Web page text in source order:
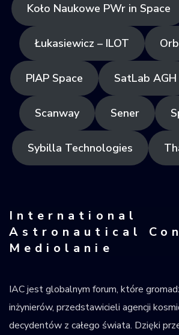
Koło Naukowe PWr in Space
Łukasiewicz – ILOT
PIAP Space SatLab AGH
Scanway Sener
Sybilla Technologies
International
Astronautical
Mediolanie
IAC jest globalnym forum, które
inżynierów, przedstawicieli agencji
decydentów z całego świata. Dzięki